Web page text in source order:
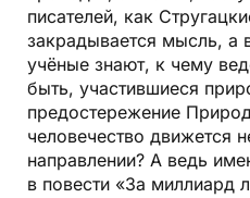
писателей, как
закрадывается мысль, а
учёные знают, к чему
быть, участившиеся
предостережение
человечество движется
направлении? А ведь
в повести «За миллиард